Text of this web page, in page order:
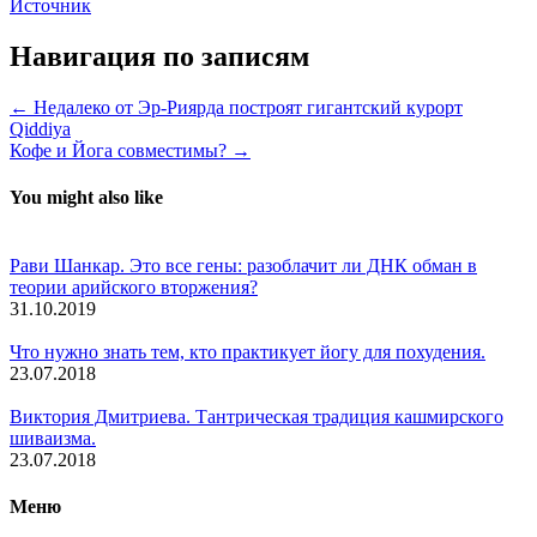
Источник
Навигация по записям
← Недалеко от Эр-Риярда построят гигантский курорт
Qiddiya
Кофе и Йога совместимы? →
You might also like
Рави Шанкар. Это все гены: разоблачит ли ДНК обман в
теории арийского вторжения?
31.10.2019
Что нужно знать тем, кто практикует йогу для похудения.
23.07.2018
Виктория Дмитриева. Тантрическая традиция кашмирского
шиваизма.
23.07.2018
Меню